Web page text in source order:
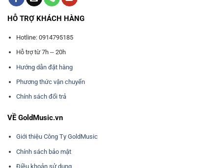
HỖ TRỢ KHÁCH HÀNG
Hotline: 0914795185
Hỗ trợ từ 7h -- 20h
Hướng dẫn đặt hàng
Phương thức vận chuyển
Chính sách đổi trả
VỀ GoldMusic.vn
Giới thiệu Công Ty GoldMusic
Chính sách bảo mật
Điều khoản sử dụng